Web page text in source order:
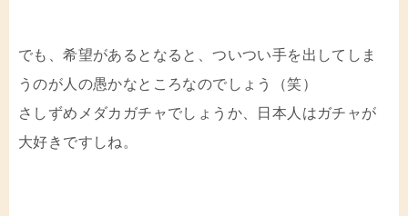
でも、希望があるとなると、ついつい手を出してしま
うのが人の愚かなところなのでしょう（笑）
さしずめメダカガチャでしょうか、日本人はガチャが
大好きですしね。